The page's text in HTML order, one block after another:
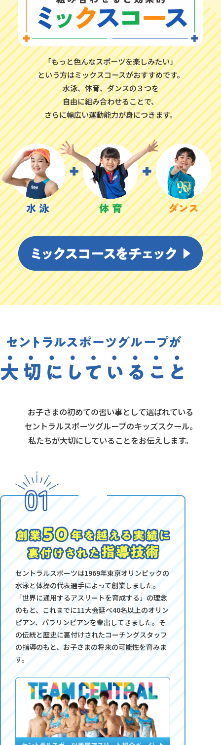
「もっと色んなスポーツを楽しみたい」
という方はミックスコースがおすすめです。
水泳、体育、ダンスの３つを
自由に組み合わせることで、
さらに幅広い運動能力が身につきます。
お子さまの初めての習い事として選ばれている
セントラルスポーツグループのキッズスクール。
私たちが大切にしていることをお伝えします。
セントラルスポーツは1969年東京オリンピックの
水泳と体操の代表選手によって創業しました。
「世界に通用するアスリートを育成する」の理念
のもと、これまでに11大会延べ40名以上のオリン
ピアン、パラリンピアンを輩出してきました。そ
の伝統と歴史に裏付けされたコーチングスタッフ
の指導のもと、お子さまの将来の可能性を育みま
す。